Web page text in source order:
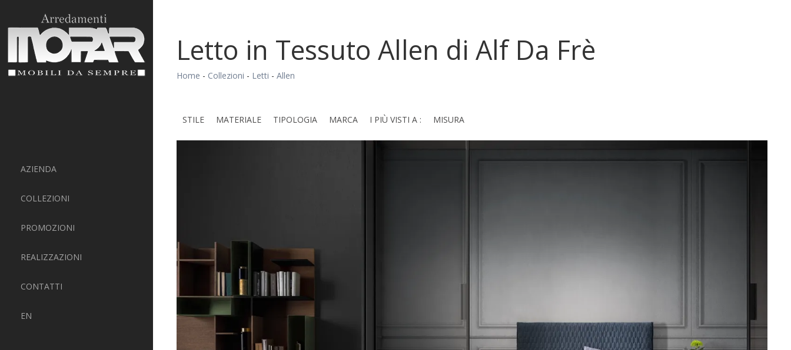
AZIENDA
COLLEZIONI
PROMOZIONI
REALIZZAZIONI
CONTATTI
EN
Letto in Tessuto Allen di Alf Da Frè
Home - Collezioni - Letti - Allen
STILE MATERIALE TIPOLOGIA MARCA I PIÙ VISTI A : MISURA